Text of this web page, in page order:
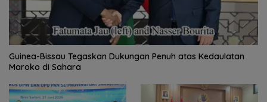
Guinea-Bissau Tegaskan Dukungan Penuh atas Kedaulatan
Maroko di Sahara